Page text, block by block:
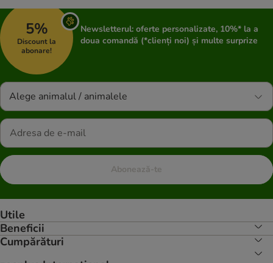
5%
Discount la
abonare!
Newsletterul: oferte personalizate, 10%* la a
doua comandă (*clienți noi) și multe surprize
Alege animalul / animalele
Abonează-te
Utile
Beneficii
Cumpărături